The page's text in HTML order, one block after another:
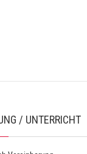
/ UNTERRICHT